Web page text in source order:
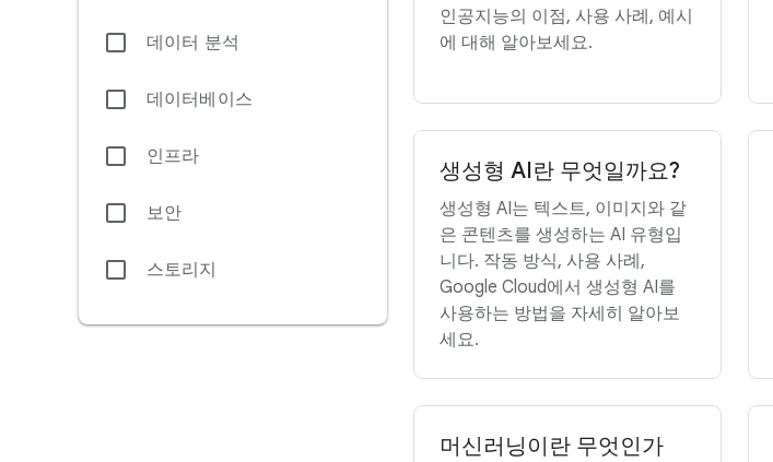
데이터 분석
데이터베이스
인프라
보안
스토리지
인공지능의 이점, 사용 사례, 예시
에 대해 알아보세요.
생성형 AI란 무엇일까요?
생성형 AI는 텍스트, 이미지와 같
은 콘텐츠를 생성하는 AI 유형입
니다. 작동 방식, 사용 사례,
Google Cloud에서 생성형 AI를
사용하는 방법을 자세히 알아보
세요.
머신러닝이란 무엇인가